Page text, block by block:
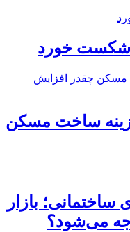
شکست خورد
هزینه ساخت مسکن
بازار
می‌شود؟